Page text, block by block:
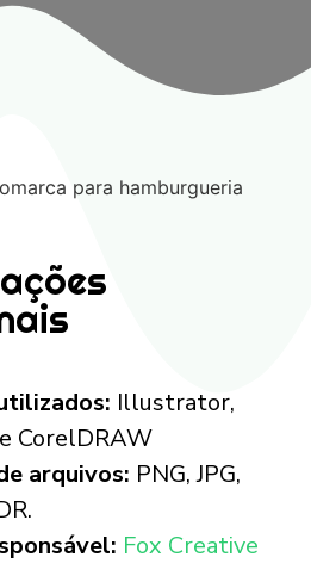
Illustrator,
CorelDRAW
arquivos: PNG, JPG,
Fox Creative